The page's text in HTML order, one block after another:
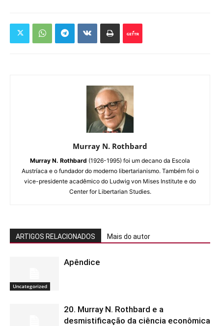
Murray N. Rothbard
Murray N. Rothbard (1926-1995) foi um decano da Escola
Austríaca e o fundador do moderno libertarianismo. Também foi o
vice-presidente acadêmico do Ludwig von Mises Institute e do
Center for Libertarian Studies.
ARTIGOS RELACIONADOS Mais do autor
Uncategorized
Apêndice
20. Murray N. Rothbard e a
desmistificação da ciência econômica